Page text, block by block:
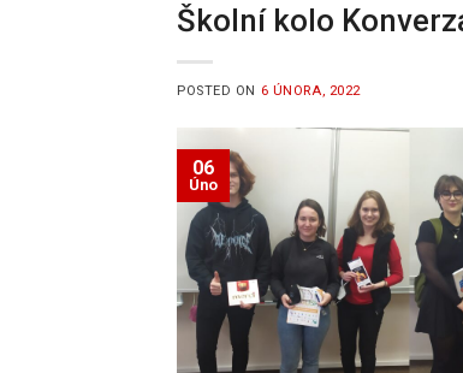
Školní kolo
POSTED ON 6 ÚNORA, 2022
06
Úno